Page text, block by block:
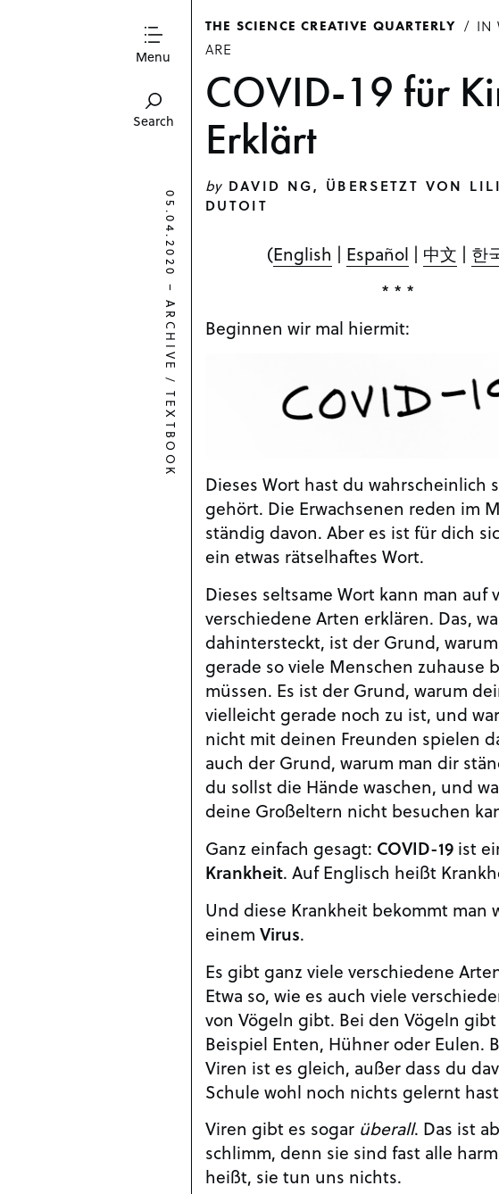
Menu
Search
THE SCIENCE CREATIVE QUARTERLY
IN
ARE
COVID-19 für
Erklärt
by DAVID NG, ÜBERSETZT VON
DUTOIT
(English | Español | 中文 | 한
* * *
Beginnen wir mal hiermit:
Dieses Wort hast du wahrscheinlich
gehört. Die Erwachsenen reden im
ständig davon. Aber es ist für dich
ein etwas rätselhaftes Wort.
Dieses seltsame Wort kann man auf
verschiedene Arten erklären. Das,
dahintersteckt, ist der Grund,
gerade so viele Menschen zuhause
müssen. Es ist der Grund, warum
vielleicht gerade noch zu ist, und
nicht mit deinen Freunden spielen
auch der Grund, warum man dir
du sollst die Hände waschen, und
deine Großeltern nicht besuchen
Ganz einfach gesagt: COVID-19ist
Krankheit. Auf Englisch heißt
Und diese Krankheit bekommt man
einem Virus.
Es gibt ganz viele verschiedene
Etwa so, wie es auch viele
von Vögeln gibt. Bei den Vögeln
Beispiel Enten, Hühner oder Eulen.
Viren ist es gleich, außer dass du
Schule wohl noch nichts gelernt
Viren gibt es sogar überall. Das ist
schlimm, denn sie sind fast alle
heißt, sie tun uns nichts.
05.04.2020
–
ARCHIVE
/
TEXTBOOK